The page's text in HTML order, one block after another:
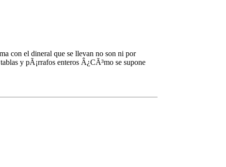
con el dineral que se llevan no son ni por
y pÃ¡rrafos enteros Â¿CÃ³mo se supone